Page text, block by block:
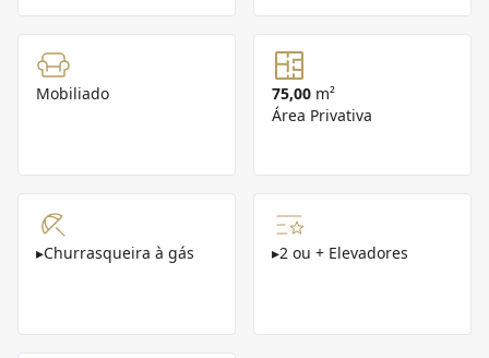
Mobiliado 75,00 m²
Área Privativa
▸Churrasqueira à gás ▸2 ou + Elevadores